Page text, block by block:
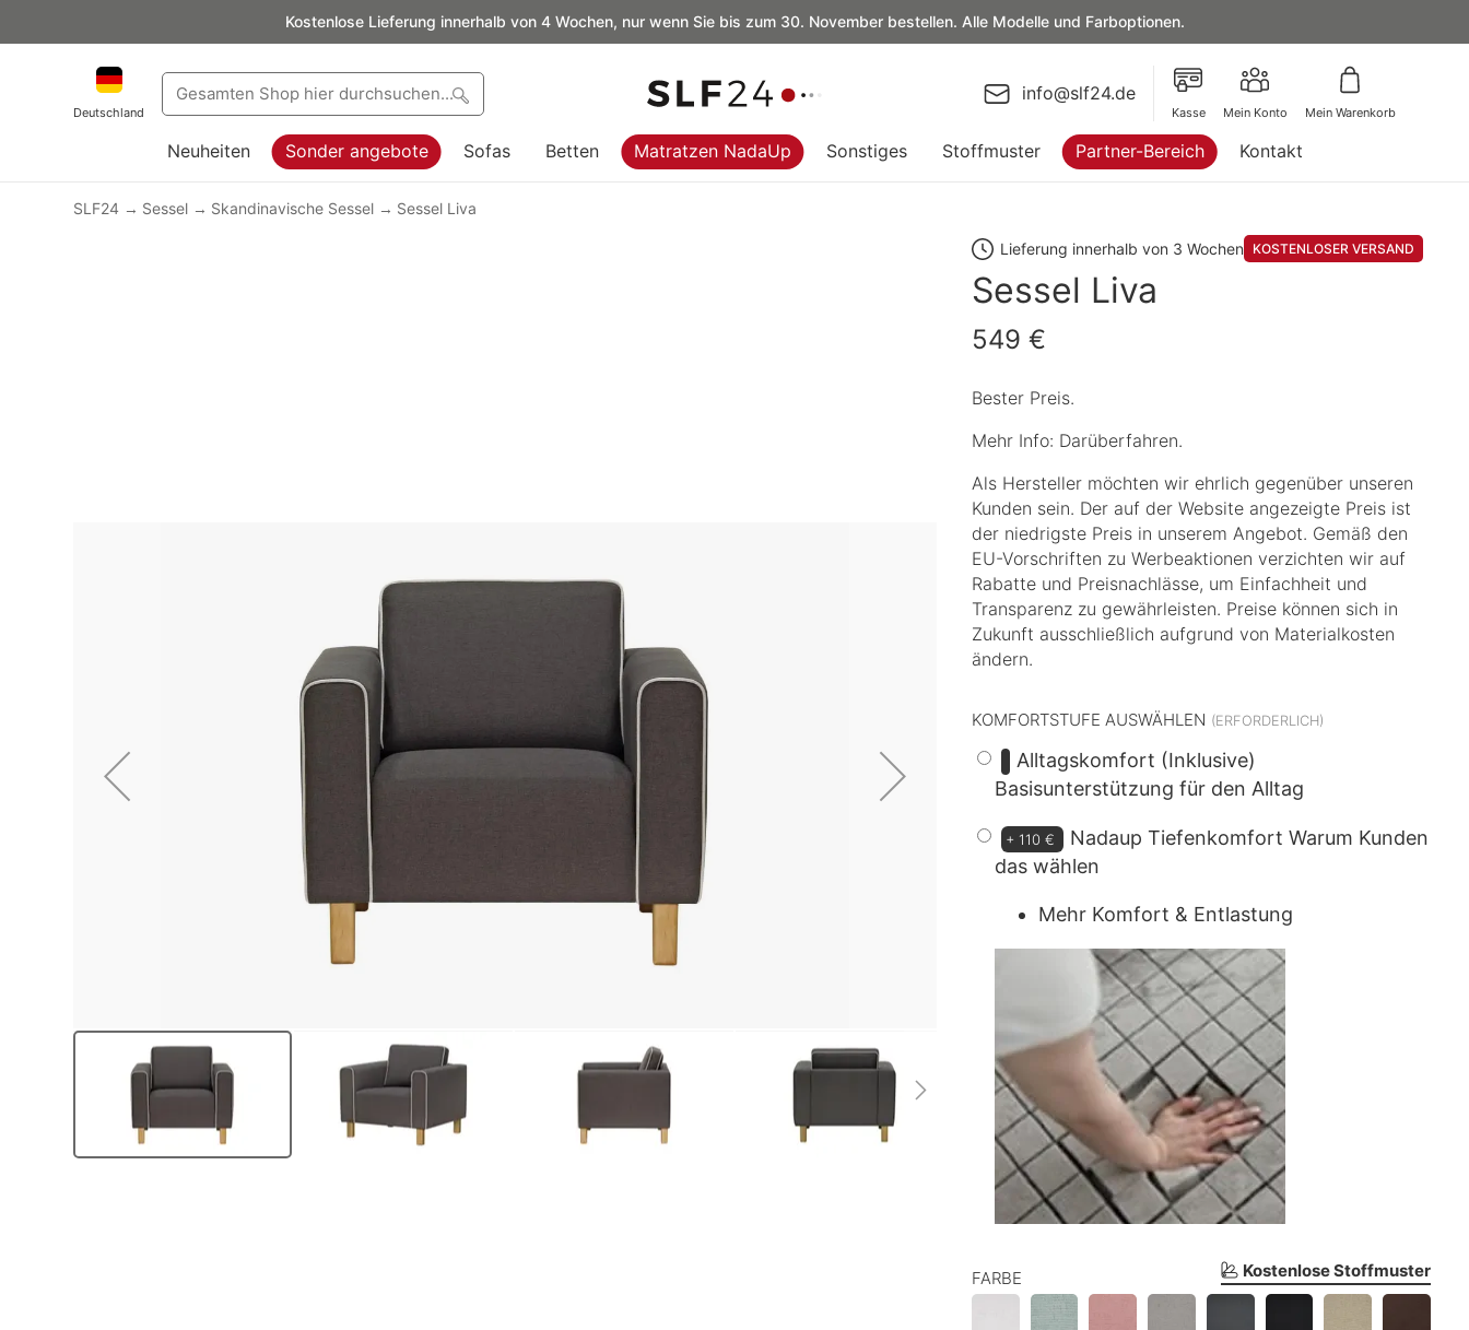
Kostenlose Lieferung innerhalb von 4 Wochen, nur wenn Sie bis zum 30. November bestellen. Alle Modelle und Farboptionen.
Deutschland
info@slf24.de
Kasse Mein Konto Mein Warenkorb
Neuheiten Sonder angebote Sofas Betten Matratzen NadaUp Sonstiges Stoffmuster Partner-Bereich Kontakt
SLF24 Sessel Skandinavische Sessel Sessel Liva
Lieferung innerhalb von 3 Wochen KOSTENLOSER VERSAND
Sessel Liva
549 €
Bester Preis.
Mehr Info: Darüberfahren.
Als Hersteller möchten wir ehrlich gegenüber unseren
Kunden sein. Der auf der Website angezeigte Preis ist
der niedrigste Preis in unserem Angebot. Gemäß den
EU-Vorschriften zu Werbeaktionen verzichten wir auf
Rabatte und Preisnachlässe, um Einfachheit und
Transparenz zu gewährleisten. Preise können sich in
Zukunft ausschließlich aufgrund von Materialkosten
ändern.
Kostenlose Stoffmuster
FARBE
KOMFORTSTUFE AUSWÄHLEN
Alltagskomfort (Inklusive)
Basisunterstützung für den Alltag
+ 110 € Nadaup Tiefenkomfort Warum Kunden
das wählen
Mehr Komfort & Entlastung